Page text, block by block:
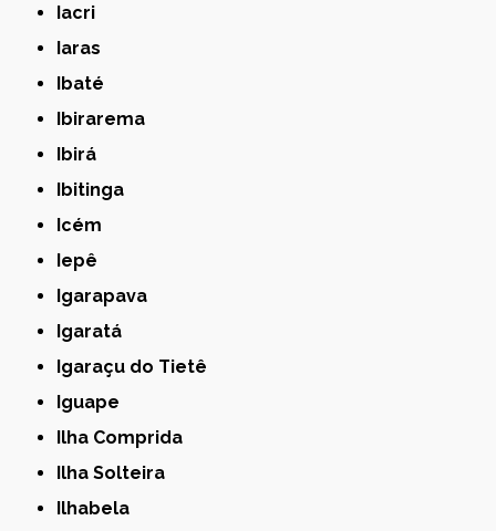
Iacri
Iaras
Ibaté
Ibirarema
Ibirá
Ibitinga
Icém
Iepê
Igarapava
Igaratá
Igaraçu do Tietê
Iguape
Ilha Comprida
Ilha Solteira
Ilhabela